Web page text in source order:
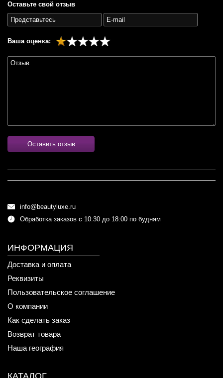
Оставьте свой отзыв
Ваша оценка:
Оставить отзыв
info@beautyluxe.ru
Обработка заказов с 10:30 до 18:00 по будням
ИНФОРМАЦИЯ
Доставка и оплата
Реквизиты
Пользовательское соглашение
О компании
Как сделать заказ
Возврат товара
Наша география
КАТАЛОГ